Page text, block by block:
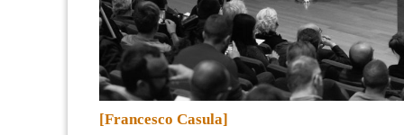
[Francesco Casula]